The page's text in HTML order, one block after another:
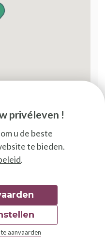
privéleven !
u de beste
te bieden.
.
aanvaarden